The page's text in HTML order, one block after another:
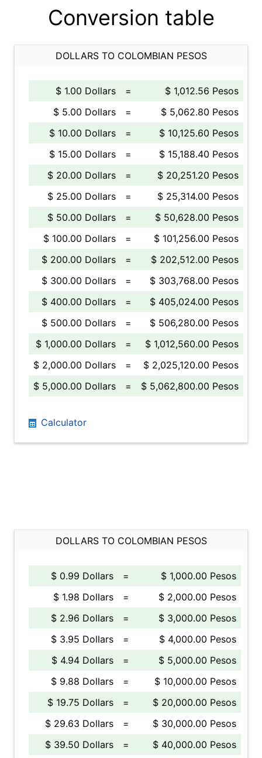
Conversion table
DOLLARS TO COLOMBIAN PESOS
$ 1.00 Dollars =
$ 1,012.56 Pesos
$ 5.00 Dollars
=
$ 5,062.80 Pesos
$ 10.00 Dollars
=
$ 10,125.60 Pesos
$ 15.00 Dollars
=
$ 15,188.40 Pesos
$ 20.00 Dollars
=
$ 20,251.20 Pesos
$ 25.00 Dollars
=
$ 25,314.00 Pesos
$ 50.00 Dollars
=
$ 50,628.00 Pesos
$ 100.00 Dollars
=
$ 101,256.00 Pesos
$ 200.00 Dollars
=
$ 202,512.00 Pesos
$ 300.00 Dollars
=
$ 303,768.00 Pesos
$ 400.00 Dollars
=
$ 405,024.00 Pesos
$ 500.00 Dollars
=
$ 506,280.00 Pesos
$ 1,000.00 Dollars
=
$ 1,012,560.00 Pesos
$ 2,000.00 Dollars
=
$ 2,025,120.00 Pesos
$ 5,000.00 Dollars
= $ 5,062,800.00 Pesos
Calculator
DOLLARS TO COLOMBIAN PESOS
$ 0.99 Dollars =
$ 1,000.00 Pesos
$ 1.98 Dollars
=
$ 2,000.00 Pesos
$ 2.96 Dollars
=
$ 3,000.00 Pesos
$ 3.95 Dollars
=
$ 4,000.00 Pesos
$ 4.94 Dollars
=
$ 5,000.00 Pesos
$ 9.88 Dollars
=
$ 10,000.00 Pesos
$ 19.75 Dollars
=
$ 20,000.00 Pesos
$ 29.63 Dollars
=
$ 30,000.00 Pesos
$ 39.50 Dollars
= $ 40,000.00 Pesos